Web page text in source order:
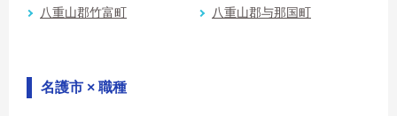
八重山郡竹富町
八重山郡与那国町
名護市 × 職種